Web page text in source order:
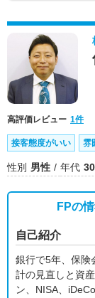
高評価レビュー 1件
接客態度がいい 雰
性別 男性 年代
FPの
自己紹介
銀行で5年、保険
計の見直しと資
ン、NISA、